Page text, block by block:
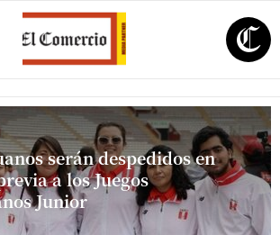
serán despedidos en
a los Juegos
Junior